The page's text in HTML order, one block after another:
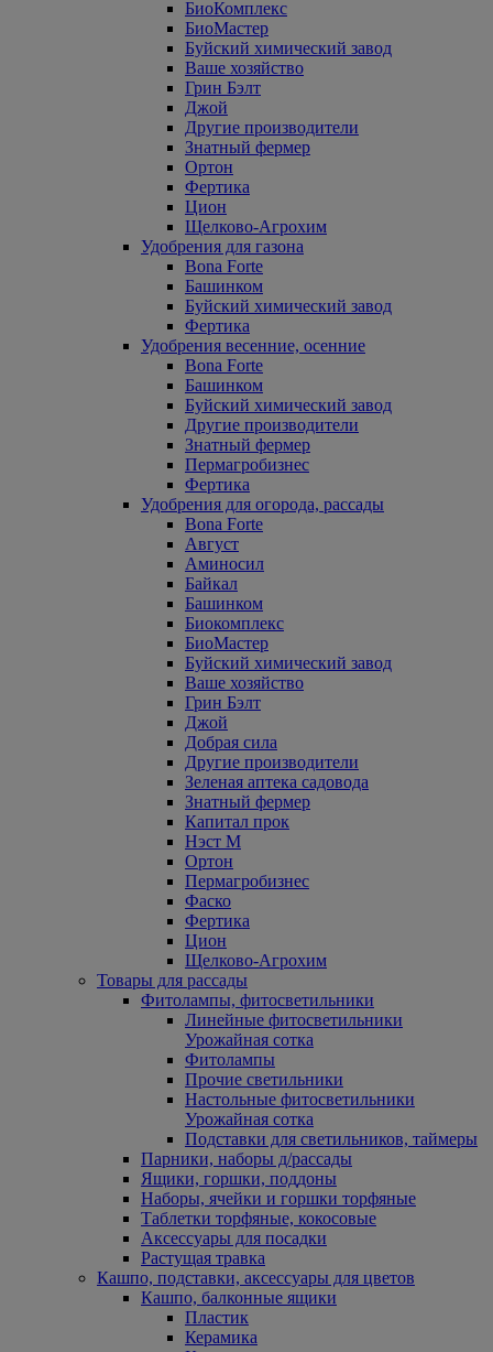
БиоКомплекс
БиоМастер
Буйский химический завод
Ваше хозяйство
Грин Бэлт
Джой
Другие производители
Знатный фермер
Ортон
Фертика
Цион
Щелково-Агрохим
Удобрения для газона
Bona Forte
Башинком
Буйский химический завод
Фертика
Удобрения весенние, осенние
Bona Forte
Башинком
Буйский химический завод
Другие производители
Знатный фермер
Пермагробизнес
Фертика
Удобрения для огорода, рассады
Bona Forte
Август
Аминосил
Байкал
Башинком
Биокомплекс
БиоМастер
Буйский химический завод
Ваше хозяйство
Грин Бэлт
Джой
Добрая сила
Другие производители
Зеленая аптека садовода
Знатный фермер
Капитал прок
Нэст М
Ортон
Пермагробизнес
Фаско
Фертика
Цион
Щелково-Агрохим
Товары для рассады
Фитолампы, фитосветильники
Линейные фитосветильники
Урожайная сотка
Фитолампы
Прочие светильники
Настольные фитосветильники
Урожайная сотка
Подставки для светильников, таймеры
Парники, наборы д/рассады
Ящики, горшки, поддоны
Наборы, ячейки и горшки торфяные
Таблетки торфяные, кокосовые
Аксессуары для посадки
Растущая травка
Кашпо, подставки, аксессуары для цветов
Кашпо, балконные ящики
Пластик
Керамика